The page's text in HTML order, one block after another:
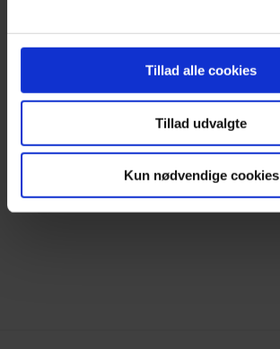
Tillad alle cookies
Tillad udvalgte
Kun nødvendige cookies
#Earlybirddk